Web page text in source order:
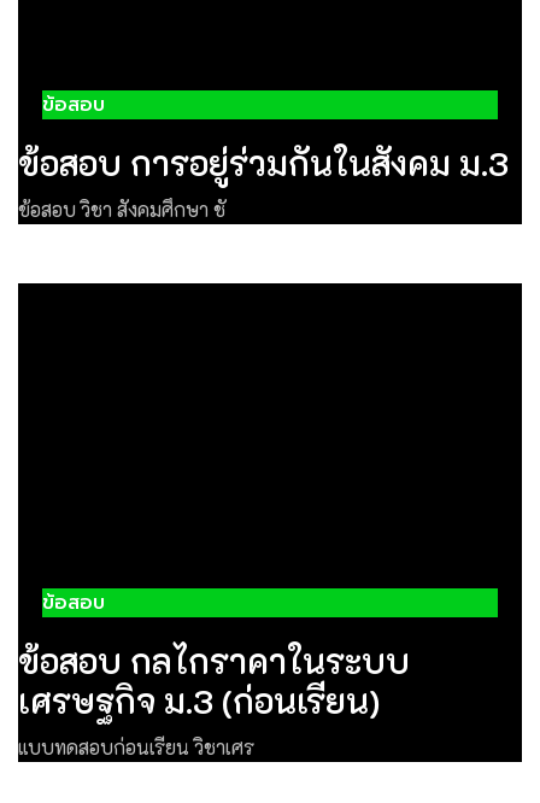
ข้อสอบ
ข้อสอบ การอยู่ร่วมกันในสังคม ม.3
ข้อสอบ วิชา สังคมศึกษา ชั
ข้อสอบ
ข้อสอบ กลไกราคาในระบบ
เศรษฐกิจ ม.3 (ก่อนเรียน)
แบบทดสอบก่อนเรียน วิชาเศร